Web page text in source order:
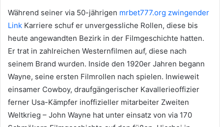
Während seiner via 50-jährigen mrbet777.org zwingender
Link Karriere schuf er unvergessliche Rollen, diese bis
heute angewandten Bezirk in der Filmgeschichte hatten.
Er trat in zahlreichen Westernfilmen auf, diese nach
seinem Brand wurden. Inside den 1920er Jahren begann
Wayne, seine ersten Filmrollen nach spielen. Inwieweit
einsamer Cowboy, draufgängerischer Kavallerieoffizier
ferner Usa-Kämpfer inoffizieller mitarbeiter Zweiten
Weltkrieg – John Wayne hat unter einsatz von via 170